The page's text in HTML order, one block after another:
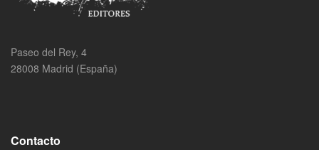
Paseo del Rey, 4
28008 Madrid (España)
Contacto